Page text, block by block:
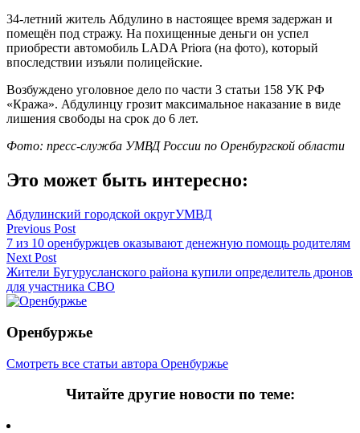
34-летний житель Абдулино в настоящее время задержан и
помещён под стражу. На похищенные деньги он успел
приобрести автомобиль LADA Priora (на фото), который
впоследствии изъяли полицейские.
Возбуждено уголовное дело по части 3 статьи 158 УК РФ
«Кража». Абдулинцу грозит максимальное наказание в виде
лишения свободы на срок до 6 лет.
Фото: пресс-служба УМВД России по Оренбургской области
Это может быть интересно:
Абдулинский городской округУМВД
Навигация
по
записям
Previous Post
7 из 10 оренбуржцев оказывают денежную помощь родителям
Next Post
Жители Бугурусланского района купили определитель дронов
для участника СВО
Оренбуржье
Смотреть все статьи автора Оренбуржье
Читайте другие новости по теме: